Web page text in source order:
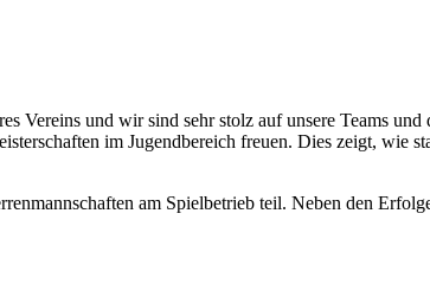
Vereins und wir sind sehr stolz auf unsere Teams
im Jugendbereich freuen. Dies zeigt, wie
am Spielbetrieb teil. Neben den